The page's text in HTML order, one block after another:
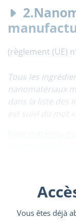
(règlement (UE)
Tous les
nanomatériaux
dans la liste des
est suivi du mot
Vous êtes déjà